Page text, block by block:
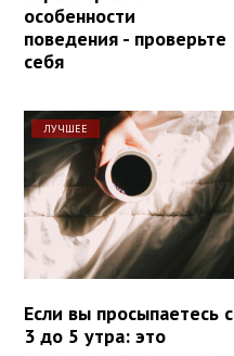
особенности
поведения - проверьте
себя
ЛУЧШЕЕ
Если вы просыпаетесь с
3 до 5 утра: это